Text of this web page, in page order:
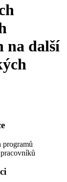
na další
programů